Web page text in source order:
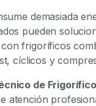
demasiada
pueden
frigoríficos
cíclicos y
de
atención